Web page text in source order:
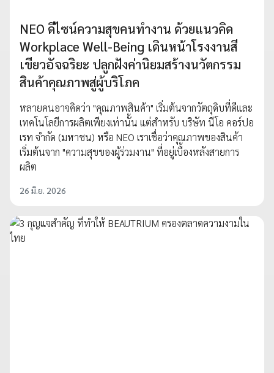
NEO ดีไซน์ความสุขคนทำงาน ด้วยแนวคิด
Workplace Well-Being เดินหน้าโรงงานสี
เขียวอัจฉริยะ ปลูกฝังค่านิยมสร้างนวัตกรรม
สินค้าคุณภาพสู่ผู้บริโภค
หลายคนอาจคิดว่า "คุณภาพสินค้า" เริ่มต้นจากวัตถุดิบที่ดีและ
เทคโนโลยีการผลิตเพียงเท่านั้น แต่สำหรับ บริษัท นีโอ คอร์ปอ
เรท จำกัด (มหาชน) หรือ NEO เราเชื่อว่าคุณภาพของสินค้า
เริ่มต้นจาก "ความสุขของผู้ร่วมงาน" ที่อยู่เบื้องหลังสายการ
ผลิต
26 มิ.ย. 2026